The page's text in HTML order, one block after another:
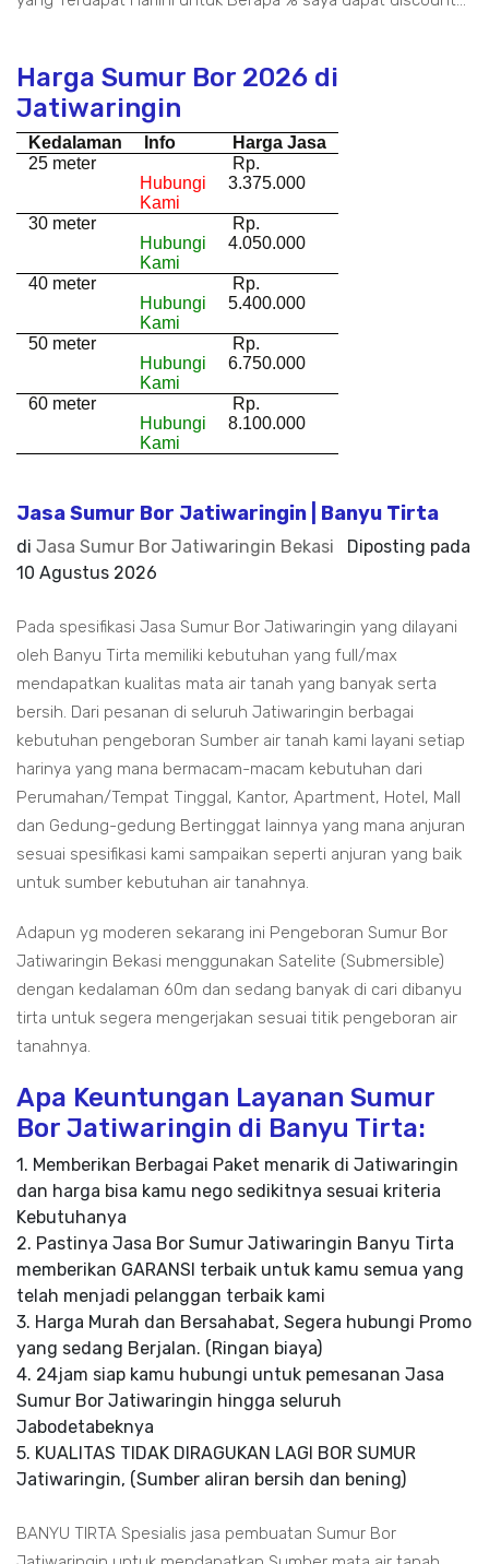
Harga Sumur Bor 2026 di
Jatiwaringin
Kedalaman Info
Harga Jasa
25 meter
Hubungi
Kami
Rp.
3.375.000
30 meter
Hubungi
Kami
Rp.
4.050.000
40 meter
Hubungi
Kami
Rp.
5.400.000
50 meter
Hubungi
Kami
Rp.
6.750.000
60 meter
Hubungi
Kami
Rp.
8.100.000
Jasa Sumur Bor Jatiwaringin | Banyu Tirta
di Jasa Sumur Bor Jatiwaringin Bekasi
Diposting pada
10 Agustus 2026
Pada spesifikasi Jasa Sumur Bor Jatiwaringin yang dilayani
oleh Banyu Tirta memiliki kebutuhan yang full/max
mendapatkan kualitas mata air tanah yang banyak serta
bersih. Dari pesanan di seluruh Jatiwaringin berbagai
kebutuhan pengeboran Sumber air tanah kami layani setiap
harinya yang mana bermacam-macam kebutuhan dari
Perumahan/Tempat Tinggal, Kantor, Apartment, Hotel, Mall
dan Gedung-gedung Bertinggat lainnya yang mana anjuran
sesuai spesifikasi kami sampaikan seperti anjuran yang baik
untuk sumber kebutuhan air tanahnya.
Adapun yg moderen sekarang ini Pengeboran Sumur Bor
Jatiwaringin Bekasi menggunakan Satelite (Submersible)
dengan kedalaman 60m dan sedang banyak di cari dibanyu
tirta untuk segera mengerjakan sesuai titik pengeboran air
tanahnya.
Apa Keuntungan Layanan Sumur
Bor Jatiwaringin di Banyu Tirta:
1. Memberikan Berbagai Paket menarik di Jatiwaringin
dan harga bisa kamu nego sedikitnya sesuai kriteria
Kebutuhanya
2. Pastinya Jasa Bor Sumur Jatiwaringin Banyu Tirta
memberikan GARANSI terbaik untuk kamu semua yang
telah menjadi pelanggan terbaik kami
3. Harga Murah dan Bersahabat, Segera hubungi Promo
yang sedang Berjalan. (Ringan biaya)
4. 24jam siap kamu hubungi untuk pemesanan Jasa
Sumur Bor Jatiwaringin hingga seluruh
Jabodetabeknya
5. KUALITAS TIDAK DIRAGUKAN LAGI BOR SUMUR
Jatiwaringin, (Sumber aliran bersih dan bening)
BANYU TIRTA Spesialis jasa pembuatan Sumur Bor